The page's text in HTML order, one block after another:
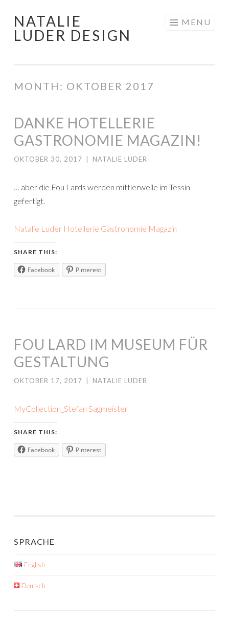
Skip
NATALIE
LUDER DESIGN
MENU
MONTH: OKTOBER 2017
DANKE HOTELLERIE
GASTRONOMIE MAGAZIN!
OKTOBER 30, 2017 NATALIE LUDER
… aber die Fou Lards werden mittlerweile im Tessin
gefertigt.
Natalie Luder Hotellerie Gastronomie Magazin
SHARE THIS:
Facebook Pinterest
FOU LARD IM MUSEUM FÜR
GESTALTUNG
OKTOBER 17, 2017 NATALIE LUDER
MyCollection_Stefan Sagmeister
SHARE THIS:
Facebook Pinterest
SPRACHE
English
Deutsch